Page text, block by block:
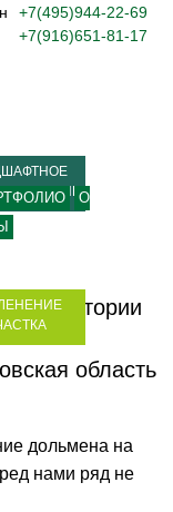
территории
область
дольмена на
нами ряд не
+7(495)944-22-69
+7(916)651-81-17
О